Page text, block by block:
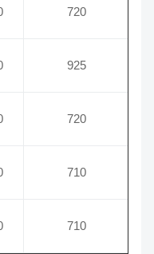
720
925
720
710
710